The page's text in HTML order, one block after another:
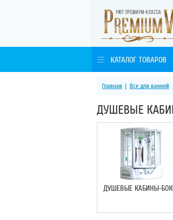
КАТАЛОГ ТОВАРОВ
Главная | Все для ванной
ДУШЕВЫЕ
ДУШЕВЫЕ КАБИНЫ-